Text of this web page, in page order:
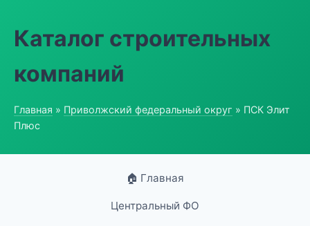
Каталог строительных
компаний
Главная » Приволжский федеральный округ » ПСК Элит
Плюс
🏠 Главная
Центральный ФО